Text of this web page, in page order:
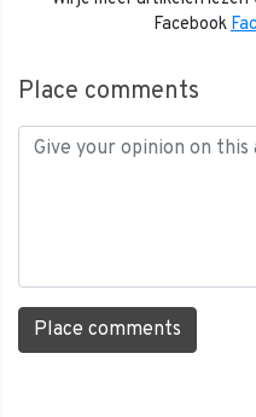
Facebook
Place comments
Place comments